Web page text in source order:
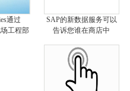
通过
工程部
SAP的新数据服务可以
告诉您谁在商店中